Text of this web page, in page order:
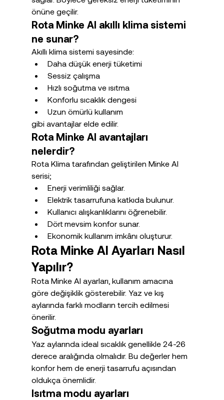
önüne geçilir.
Rota Minke AI akıllı klima sistemi
ne sunar?
Akıllı klima sistemi sayesinde:
Daha düşük enerji tüketimi
Sessiz çalışma
Hızlı soğutma ve ısıtma
Konforlu sıcaklık dengesi
Uzun ömürlü kullanım
gibi avantajlar elde edilir.
Rota Minke AI avantajları
nelerdir?
Rota Klima tarafından geliştirilen Minke AI
serisi;
Enerji verimliliği sağlar.
Elektrik tasarrufuna katkıda bulunur.
Kullanıcı alışkanlıklarını öğrenebilir.
Dört mevsim konfor sunar.
Ekonomik kullanım imkânı oluşturur.
Rota Minke AI Ayarları Nasıl
Yapılır?
Rota Minke AI ayarları, kullanım amacına
göre değişiklik gösterebilir. Yaz ve kış
aylarında farklı modların tercih edilmesi
önerilir.
Soğutma modu ayarları
Yaz aylarında ideal sıcaklık genellikle 24-26
derece aralığında olmalıdır. Bu değerler hem
konfor hem de enerji tasarrufu açısından
oldukça önemlidir.
Isıtma modu ayarları